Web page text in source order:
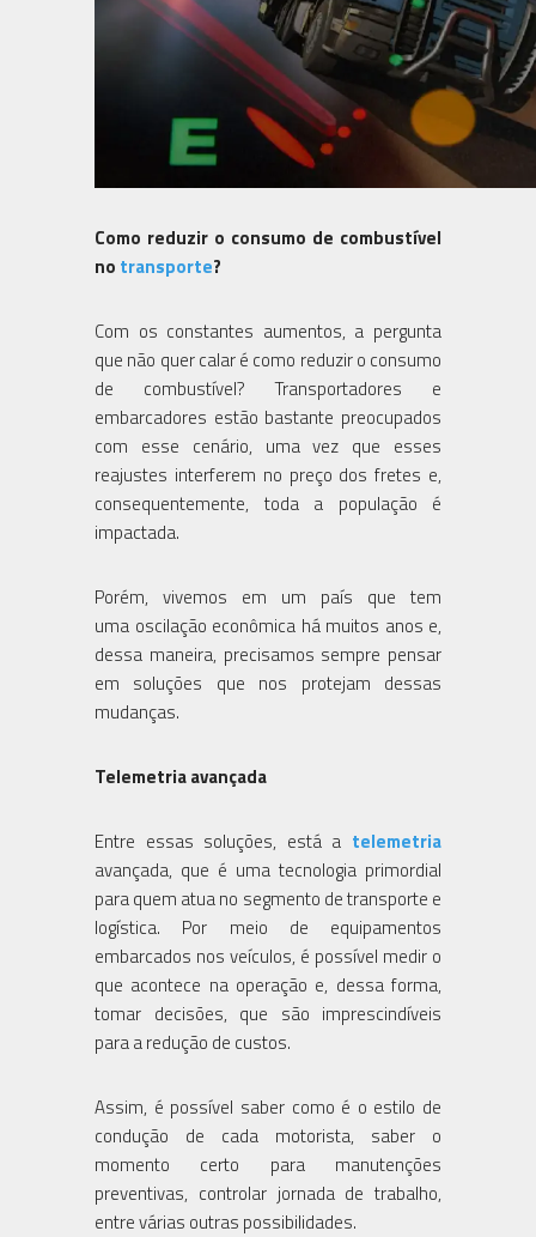
Como reduzir o consumo de combustível
no transporte?
Com os constantes aumentos, a pergunta
que não quer calar é como reduzir o consumo
de combustível? Transportadores e
embarcadores estão bastante preocupados
com esse cenário, uma vez que esses
reajustes interferem no preço dos fretes e,
consequentemente, toda a população é
impactada.
Porém, vivemos em um país que tem
uma oscilação econômica há muitos anos e,
dessa maneira, precisamos sempre pensar
em soluções que nos protejam dessas
mudanças.
Telemetria avançada
Entre essas soluções, está a telemetria
avançada, que é uma tecnologia primordial
para quem atua no segmento de transporte e
logística. Por meio de equipamentos
embarcados nos veículos, é possível medir o
que acontece na operação e, dessa forma,
tomar decisões, que são imprescindíveis
para a redução de custos.
Assim, é possível saber como é o estilo de
condução de cada motorista, saber o
momento certo para manutenções
preventivas, controlar jornada de trabalho,
entre várias outras possibilidades.